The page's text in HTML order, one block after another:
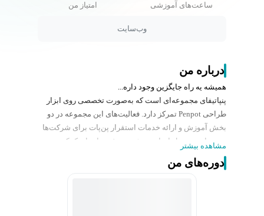
ساعت‌های آموزشی امتیاز من
وب‌سایت
درباره من
همیشه یه راه جایگزین وجود داره...
پنپاتیفای مجموعه‌ای است که به‌صورت تخصصی روی ابزار
طراحی Penpot تمرکز دارد. فعالیت‌های این مجموعه در دو
بخش آموزش و ارائه خدمات استقرار پن‌پات برای شرکت‌ها
و تیم‌های محصول انجام می‌شود. هدف پنپاتیفای کمک به
تیم‌ها برای استفاده از یک ابزار طراحی متن‌باز و قابل
استقرار روی زیرساخت خودشان است؛ ابزاری که بدون
مشاهده بیشتر
دوره‌های من